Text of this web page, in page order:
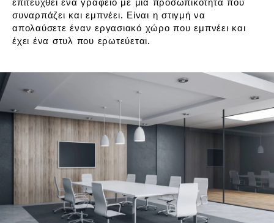
επιτευχθεί ένα γραφείο με μια προσωπικότητα που
συναρπάζει και εμπνέει. Είναι η στιγμή να
απολαύσετε έναν εργασιακό χώρο που εμπνέει και
έχει ένα στυλ που ερωτεύεται.